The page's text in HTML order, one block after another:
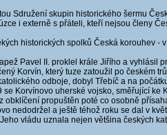
Sdružení skupin historického šermu
i externě s přáteli, kteří nejsou členy
historických spolků Česká korouhev -
Pavel II. proklel krále Jiřího a vyhlásil
Korvín, který tuze zatoužil po českém
odboje, dobyl Třebíč a na
Korvínovo uherské vojsko, směřující
obklíčení propuštěn poté co osobně
nedodržel a ještě téhož roku se dal v
vládu uznala nejen většina českých